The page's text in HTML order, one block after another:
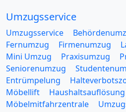
Umzugsservice
Umzugsservice
Fernumzug
Firmenumzug
Mini Umzug
Praxisumzug
Seniorenumzug
Entrümpelung
Möbellift
Haushaltsauflösung
Möbelmitfahrzentrale